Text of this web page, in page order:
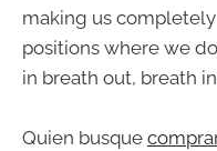
making us
positions where we
in breath out, breath
Quien busque